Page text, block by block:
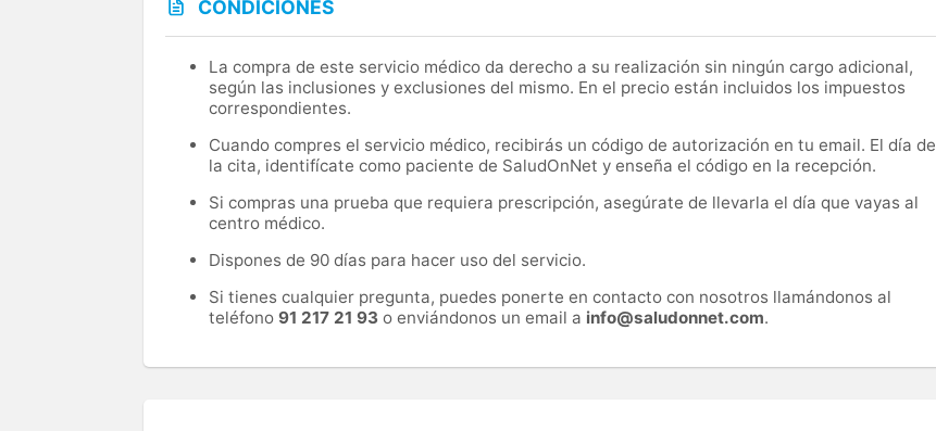
CONDICIONES
La compra de este servicio médico da derecho a su realización sin ningún cargo adicional,
según las inclusiones y exclusiones del mismo. En el precio están incluidos los impuestos
correspondientes.
Cuando compres el servicio médico, recibirás un código de autorización en tu email. El día de
la cita, identifícate como paciente de SaludOnNet y enseña el código en la recepción.
Si compras una prueba que requiera prescripción, asegúrate de llevarla el día que vayas al
centro médico.
Dispones de 90 días para hacer uso del servicio.
Si tienes cualquier pregunta, puedes ponerte en contacto con nosotros llamándonos al
teléfono 91 217 21 93 o enviándonos un email a info@saludonnet.com.